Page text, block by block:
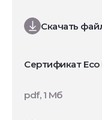
Скачать
Сертификат
pdf, 1 Мб